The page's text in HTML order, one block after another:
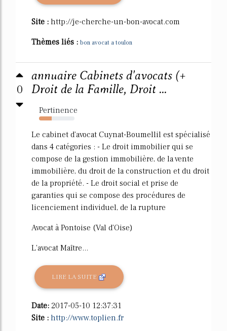
Site : http://je-cherche-un-bon-avocat.com
Thèmes liés : bon avocat a toulon
0
annuaire Cabinets d'avocats (+
Droit de la Famille, Droit ...
Pertinence
35%
Le cabinet d'avocat Cuynat-Boumellil est spécialisé
dans 4 catégories : - Le droit immobilier qui se
compose de la gestion immobilière, de la vente
immobilière, du droit de la construction et du droit
de la propriété. - Le droit social et prise de
garanties qui se compose des procédures de
licenciement individuel, de la rupture
Avocat à Pontoise (Val d'Oise)
L'avocat Maître...
LIRE LA SUITE
Date: 2017-05-10 12:37:31
Site : http://www.toplien.fr